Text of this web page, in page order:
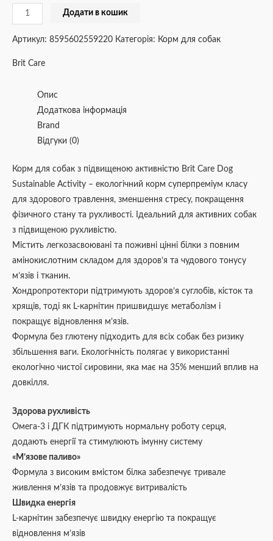
Додати в кошик
Артикул: 8595602559220 Категорія: Корм для собак
Brit Care
Опис
Додаткова інформація
Brand
Відгуки (0)
Корм для собак з підвищеною активністю Brit Care Dog
Sustainable Activity – екологічний корм суперпреміум класу
для здорового травлення, зменшення стресу, покращення
фізичного стану та рухливості. Ідеальний для активних собак
з підвищеною рухливістю.
Містить легкозасвоювані та поживні цінні білки з повним
амінокислотним складом для здоров’я та чудового тонусу
м’язів і тканин.
Хондропротектори підтримують здоров’я суглобів, кісток та
хрящів, тоді як L-карнітин пришвидшує метаболізм і
покращує відновлення м’язів.
Формула без глютену підходить для всіх собак без ризику
збільшення ваги. Екологічність полягає у використанні
екологічно чистої сировини, яка має на 35% менший вплив на
довкілля.
Здорова рухливість
Омега-3 і ДГК підтримують нормальну роботу серця,
додають енергії та стимулюють імунну систему
«М’язове паливо»
Формула з високим вмістом білка забезпечує тривале
живлення м’язів та продовжує витривалість
Швидка енергія
L-карнітин забезпечує швидку енергію та покращує
відновлення м’язів